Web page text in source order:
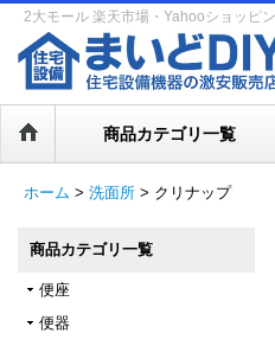
2大モール 楽天市場・Yahooショッピ
商品カテゴリ一覧
ホーム > 洗面所 > クリナップ
商品カテゴリ一覧
便座
便器